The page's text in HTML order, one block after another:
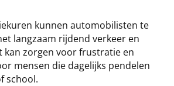
kunnen automobilisten te
langzaam rijdend verkeer en
kan zorgen voor frustratie en
mensen die dagelijks pendelen
school.